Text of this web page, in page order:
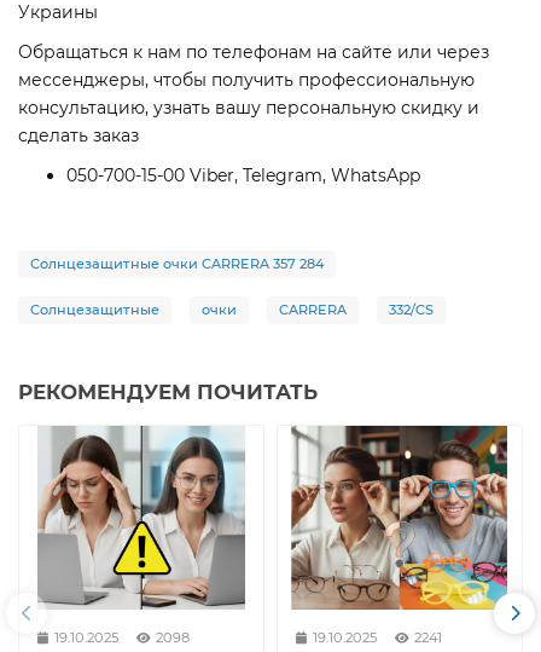
Украины
Обращаться к нам по телефонам на сайте или через
мессенджеры, чтобы получить профессиональную
консультацию, узнать вашу персональную скидку и
сделать заказ
050-700-15-00 Viber, Telegram, WhatsApp
Солнцезащитные очки CARRERA 357 284
Солнцезащитные очки CARRERA 332/CS
РЕКОМЕНДУЕМ ПОЧИТАТЬ
19.10.2025 2098 19.10.2025 2241